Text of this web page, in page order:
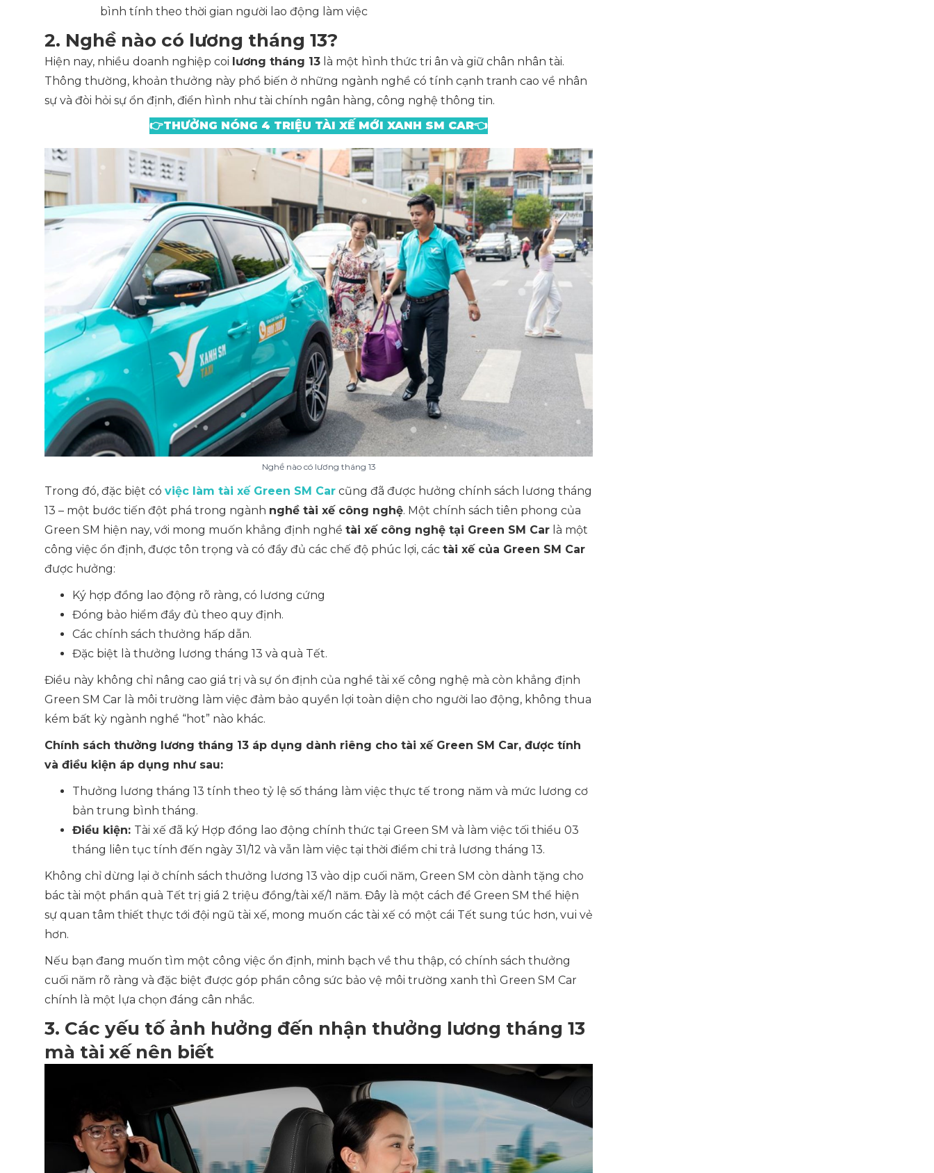
bình tính theo thời gian người lao động làm việc
2. Nghề nào có lương tháng 13?
Hiện nay, nhiều doanh nghiệp coi lương tháng 13 là một hình thức tri ân và giữ chân nhân tài.
Thông thường, khoản thưởng này phổ biến ở những ngành nghề có tính cạnh tranh cao về nhân
sự và đòi hỏi sự ổn định, điển hình như tài chính ngân hàng, công nghệ thông tin.
👉THƯỞNG NÓNG 4 TRIỆU TÀI XẾ MỚI XANH SM CAR👈
Nghề nào có lương tháng 13
Trong đó, đặc biệt có việc làm tài xế Green SM Car cũng đã được hưởng chính sách lương tháng
13 – một bước tiến đột phá trong ngành nghề tài xế công nghệ. Một chính sách tiên phong của
Green SM hiện nay, với mong muốn khẳng định nghề tài xế công nghệ tại Green SM Car là một
công việc ổn định, được tôn trọng và có đầy đủ các chế độ phúc lợi, các tài xế của Green SM Car
được hưởng:
Ký hợp đồng lao động rõ ràng, có lương cứng
Đóng bảo hiểm đầy đủ theo quy định.
Các chính sách thưởng hấp dẫn.
Đặc biệt là thưởng lương tháng 13 và quà Tết.
Điều này không chỉ nâng cao giá trị và sự ổn định của nghề tài xế công nghệ mà còn khẳng định
Green SM Car là môi trường làm việc đảm bảo quyền lợi toàn diện cho người lao động, không thua
kém bất kỳ ngành nghề “hot” nào khác.
Chính sách thưởng lương tháng 13 áp dụng dành riêng cho tài xế Green SM Car, được tính
và điều kiện áp dụng như sau:
Thưởng lương tháng 13 tính theo tỷ lệ số tháng làm việc thực tế trong năm và mức lương cơ
bản trung bình tháng.
Điều kiện: Tài xế đã ký Hợp đồng lao động chính thức tại Green SM và làm việc tối thiểu 03
tháng liên tục tính đến ngày 31/12 và vẫn làm việc tại thời điểm chi trả lương tháng 13.
Không chỉ dừng lại ở chính sách thưởng lương 13 vào dịp cuối năm, Green SM còn dành tặng cho
bác tài một phần quà Tết trị giá 2 triệu đồng/tài xế/1 năm. Đây là một cách để Green SM thể hiện
sự quan tâm thiết thực tới đội ngũ tài xế, mong muốn các tài xế có một cái Tết sung túc hơn, vui vẻ
hơn.
Nếu bạn đang muốn tìm một công việc ổn định, minh bạch về thu thập, có chính sách thưởng
cuối năm rõ ràng và đặc biệt được góp phần công sức bảo vệ môi trường xanh thì Green SM Car
chính là một lựa chọn đáng cân nhắc.
3. Các yếu tố ảnh hưởng đến nhận thưởng lương tháng 13
mà tài xế nên biết